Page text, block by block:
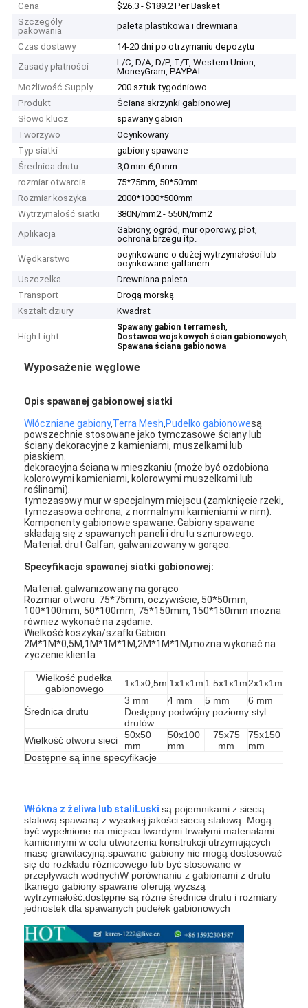
Dom
Produkty
O nas
Cena
$26.3 - $189.2 Per Basket
Szczegóły
pakowania
paleta plastikowa i drewniana
Czas dostawy
14-20 dni po otrzymaniu depozytu
Zasady płatności
L/C, D/A, D/P, T/T, Western Union,
MoneyGram, PAYPAL
Możliwość Supply
200 sztuk tygodniowo
Produkt
Ściana skrzynki gabionowej
Słowo klucz
spawany gabion
Tworzywo
Ocynkowany
Typ siatki
gabiony spawane
Średnica drutu
3,0 mm-6,0 mm
rozmiar otwarcia
75*75mm, 50*50mm
Rozmiar koszyka
2000*1000*500mm
Wytrzymałość siatki
380N/mm2 - 550N/mm2
Aplikacja
Gabiony, ogród, mur oporowy, płot,
ochrona brzegu itp.
Wędkarstwo
ocynkowane o dużej wytrzymałości lub
ocynkowane galfanem
Uszczelka
Drewniana paleta
Transport
Drogą morską
Kształt dziury
Kwadrat
High Light:
Spawany gabion terramesh,
Dostawca wojskowych ścian gabionowych,
Spawana ściana gabionowa
Wyposażenie węglowe
Opis spawanej gabionowej siatki
Włóczniane gabiony,Terra Mesh,Pudełko gabionowesą
powszechnie stosowane jako tymczasowe ściany lub
ściany dekoracyjne z kamieniami, muszelkami lub
piaskiem.
dekoracyjna ściana w mieszkaniu (może być ozdobiona
kolorowymi kamieniami, kolorowymi muszelkami lub
roślinami).
tymczasowy mur w specjalnym miejscu (zamknięcie rzeki,
tymczasowa ochrona, z normalnymi kamieniami w nim).
Komponenty gabionowe spawane: Gabiony spawane
składają się z spawanych paneli i drutu sznurowego.
Materiał: drut Galfan, galwanizowany w gorąco.
Specyfikacja spawanej siatki gabionowej:
Materiał: galwanizowany na gorąco
Rozmiar otworu: 75*75mm, oczywiście, 50*50mm,
100*100mm, 50*100mm, 75*150mm, 150*150mm można
również wykonać na żądanie.
Wielkość koszyka/szafki Gabion:
2M*1M*0,5M,1M*1M*1M,2M*1M*1M,można wykonać na
życzenie klienta
Wielkość pudełka
gabionowego
1x1x0,5m 1x1x1m 1.5x1x1m2x1x1m
Średnica drutu
3 mm 4 mm 5 mm
6 mm
Dostępny podwójny poziomy styl
drutów
Wielkość otworu sieci
50x50
mm
50x100
mm
75x75
mm
75x150
mm
Dostępne są inne specyfikacje
Włókna z żeliwa lub staliŁuski są pojemnikami z siecią
stalową spawaną z wysokiej jakości siecią stalową. Mogą
być wypełnione na miejscu twardymi trwałymi materiałami
kamiennymi w celu utworzenia konstrukcji utrzymujących
masę grawitacyjną.spawane gabiony nie mogą dostosować
się do rozkładu różnicowego lub być stosowane w
przepływach wodnychW porównaniu z gabionami z drutu
tkanego gabiony spawane oferują wyższą
wytrzymałość.dostępne są różne średnice drutu i rozmiary
jednostek dla spawanych pudełek gabionowych